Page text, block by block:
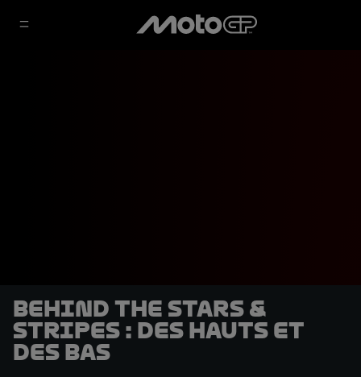
Behind The Stars &
Stripes : Des hauts et
des bas